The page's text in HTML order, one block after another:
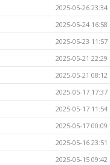
2025-05-26 23:34
2025-05-24 16:58
2025-05-23 11:57
2025-05-21 22:29
2025-05-21 08:12
2025-05-17 17:37
2025-05-17 11:54
2025-05-17 00:09
2025-05-16 23:51
2025-05-15 09:42